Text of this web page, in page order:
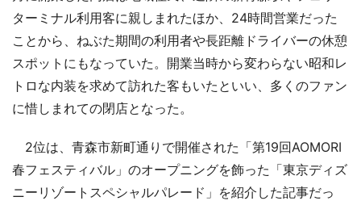
ターミナル利用客に親しまれたほか、24時間営業だった
ことから、ねぶた期間の利用者や長距離ドライバーの休憩
スポットにもなっていた。開業当時から変わらない昭和レ
トロな内装を求めて訪れた客もいたといい、多くのファン
に惜しまれての閉店となった。
2位は、青森市新町通りで開催された「第19回AOMORI
春フェスティバル」のオープニングを飾った「東京ディズ
ニーリゾートスペシャルパレード」を紹介した記事だっ